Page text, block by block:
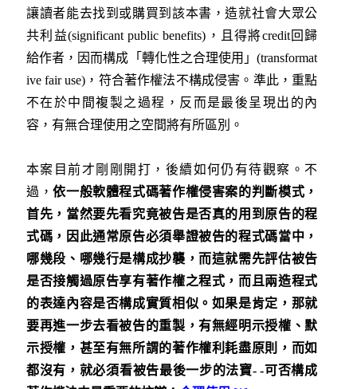
讓讀者能去找到或購買到該本書，造就社會大眾公
共利益(significant public benefits)，且得將credit回歸
給作者，因而構成「轉化性之合理使用」(transformat
ive fair use)，符合著作權法不構成侵害。準此，重點
不在於中間複製之過程，反而是最後呈現出的內
容，有無合理使用之空間將有所區別。
本案目前才剛剛開打，後續如何仍有待觀察。不
過，依一般軟體程式碼著作權侵害案的判斷模式，
首先，當然要先看究竟被告是否真的用到原告的程
式碼，因此通常原告必須舉證被告的程式碼當中，
哪幾段、哪幾行是構成抄襲，而這就需先評估被告
是否接觸過原告享有著作權之程式，而且兩造程式
的表達內容是否構成實質相似。如果是肯定，那就
要再進一步去看被告的重製，有無經明示授權、默
示授權，甚至有無所謂的著作權利耗盡原則，而如
都沒有，就必須看被告最後一步的法寶- -可否構成